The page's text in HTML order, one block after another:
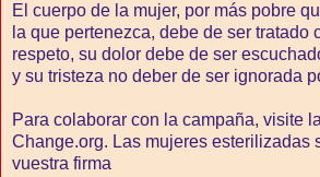
El cuerpo de la mujer, por más pobre
la que pertenezca, debe de ser tratado
respeto, su dolor debe de ser
y su tristeza no deber de ser ignorada
Para colaborar con la campaña, visite
Change.org. Las mujeres esterilizadas
vuestra firma